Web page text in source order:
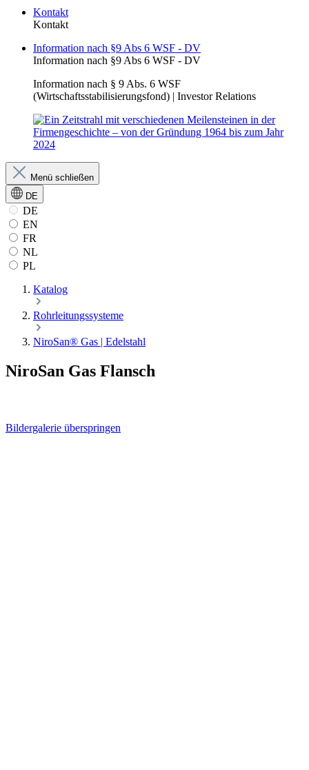
Kontakt
Kontakt
Information nach §9 Abs 6 WSF - DV
Information nach §9 Abs 6 WSF - DV
Information nach § 9 Abs. 6 WSF
(Wirtschaftsstabilisierungsfond) | Investor Relations
Menü schließen
DE
DE
EN
FR
NL
PL
Katalog
Rohrleitungssysteme
NiroSan® Gas | Edelstahl
NiroSan Gas Flansch
Bildergalerie überspringen